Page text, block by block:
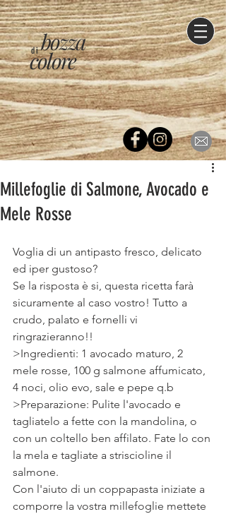
di
colore
bozza
Millefoglie di Salmone, Avocado e
Mele Rosse
Voglia di un antipasto fresco, delicato
ed iper gustoso?
Se la risposta è si, questa ricetta farà
sicuramente al caso vostro! Tutto a
crudo, palato e fornelli vi
ringrazieranno!!
>Ingredienti: 1 avocado maturo, 2
mele rosse, 100 g salmone affumicato,
4 noci, olio evo, sale e pepe q.b
>Preparazione: Pulite l'avocado e
tagliatelo a fette con la mandolina, o
con un coltello ben affilato. Fate lo con
la mela e tagliate a striscioline il
salmone.
Con l'aiuto di un coppapasta iniziate a
comporre la vostra millefoglie mettete